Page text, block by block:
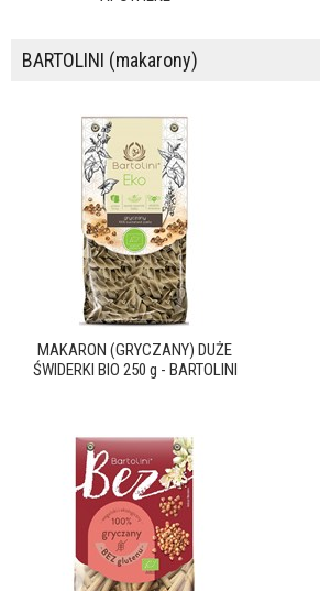
BARTOLINI (makarony)
MAKARON (GRYCZANY) DUŻE
ŚWIDERKI BIO 250 g - BARTOLINI